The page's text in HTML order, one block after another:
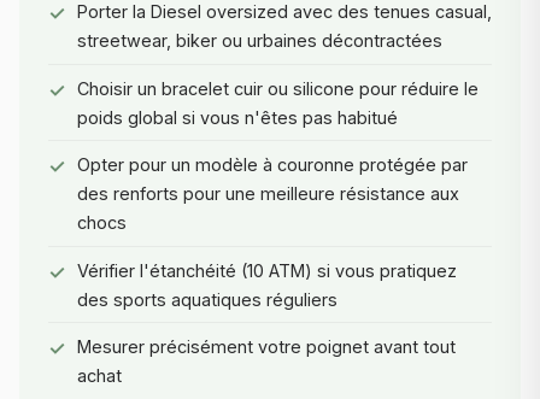
Porter la Diesel oversized avec des tenues casual,
streetwear, biker ou urbaines décontractées
Choisir un bracelet cuir ou silicone pour réduire le
poids global si vous n'êtes pas habitué
Opter pour un modèle à couronne protégée par
des renforts pour une meilleure résistance aux
chocs
Vérifier l'étanchéité (10 ATM) si vous pratiquez
des sports aquatiques réguliers
Mesurer précisément votre poignet avant tout
achat